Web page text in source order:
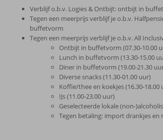
Verblijf o.b.v. Logies & Ontbijt: ontbijt in
Tegen een meerprijs verblijf je o.b.v.
buffetvorm
Tegen een meerprijs verblijf je o.b.v. All
Ontbijt in buffetvorm (07.30-10.00
Lunch in buffetvorm (13.30-15.00
Diner in buffetvorm (19.00-21.30
Diverse snacks (11.30-01.00 uur)
Koffie/thee en koekjes (16.30-18.00
IJs (11.00-23.00 uur)
Geselecteerde lokale (non-
Tegen betaling: import drankjes en